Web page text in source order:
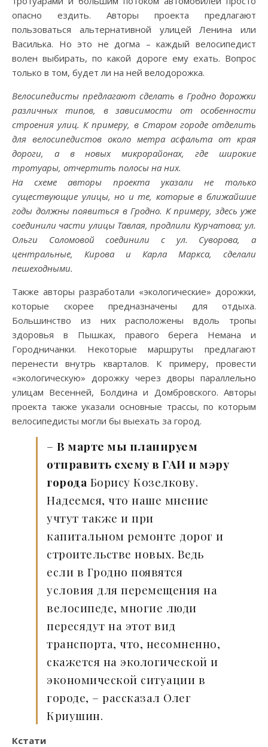
опасно ездить. Авторы проекта предлагают
пользоваться альтернативной улицей Ленина или
Василька. Но это не догма – каждый велосипедист
волен выбирать, по какой дороге ему ехать. Вопрос
только в том, будет ли на ней велодорожка.
Велосипедисты предлагают сделать в Гродно дорожки
различных типов, в зависимости от особенности
строения улиц. К примеру, в Старом городе отделить
для велосипедистов около метра асфальта от края
дороги, а в новых микрорайонах, где широкие
тротуары, отчертить полосы на них.
На схеме авторы проекта указали не только
существующие улицы, но и те, которые в ближайшие
годы должны появиться в Гродно. К примеру, здесь уже
соединили части улицы Тавлая, продлили Курчатова; ул.
Ольги Соломовой соединили с ул. Суворова, а
центральные, Кирова и Карла Маркса, сделали
пешеходными.
Также авторы разработали «экологические» дорожки,
которые скорее предназначены для отдыха.
Большинство из них расположены вдоль тропы
здоровья в Пышках, правого берега Немана и
Городничанки. Некоторые маршруты предлагают
перенести внутрь кварталов. К примеру, провести
«экологическую» дорожку через дворы параллельно
улицам Весенней, Болдина и Домбровского. Авторы
проекта также указали основные трассы, по которым
велосипедисты могли бы выехать за город.
– В марте мы планируем
отправить схему в ГАИ и мэру
города Борису Козелкову.
Надеемся, что наше мнение
учтут также и при
капитальном ремонте дорог и
строительстве новых. Ведь
если в Гродно появятся
условия для перемещения на
велосипеде, многие люди
пересядут на этот вид
транспорта, что, несомненно,
скажется на экологической и
экономической ситуации в
городе, – рассказал Олег
Криушин.
Кстати